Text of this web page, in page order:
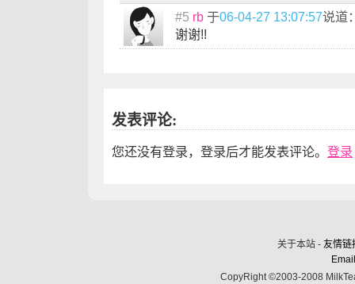
#5 rb 于06-04-27 13:07:57说道
谢谢!!
发表评论:
您还没有登录，登录后才能发表评论。 登录
关于本站 - 友情链
CopyRight ©2003-2008